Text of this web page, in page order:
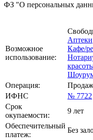
ФЗ "О персональных
Возможное
использование:
Аптеки
Кафе/
Операция:
ИФНС
№ 7722
Срок
окупаемости:
9 лет
Обеспечительный
платеж:
Без